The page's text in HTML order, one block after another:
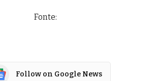
Fonte:
Follow on Google News